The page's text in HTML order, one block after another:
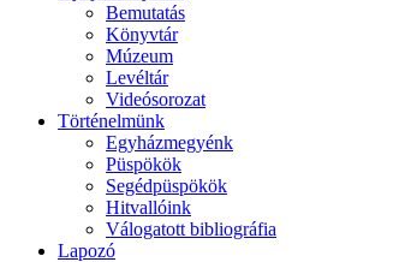
Bemutatás
Könyvtár
Múzeum
Levéltár
Videósorozat
Történelmünk
Egyházmegyénk
Püspökök
Segédpüspökök
Hitvallóink
Válogatott bibliográfia
Lapozó